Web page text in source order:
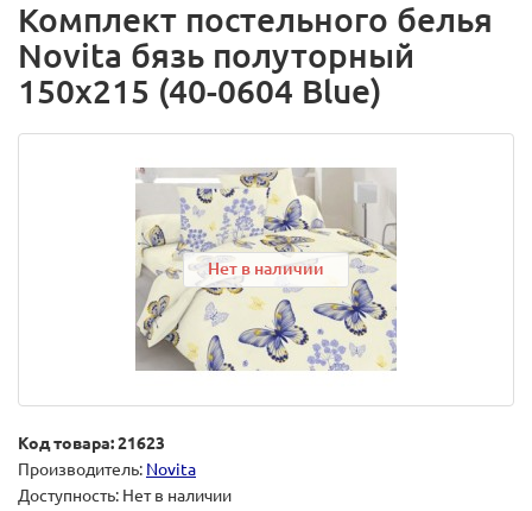
Комплект постельного белья
Novita бязь полуторный
150х215 (40-0604 Blue)
Нет в наличии
Код товара: 21623
Производитель: Novita
Доступность: Нет в наличии